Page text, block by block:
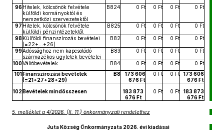
96Hitelek, kölcsönök felvétele
külföldi kormányoktól és
nemzetközi szervezetektől
B824 0 Ft 0 Ft 0 Ft 0 Ft
97 Hitelek, kölcsönök felvétele
külföldi pénzintézetektől
B825 0 Ft 0 Ft 0 Ft 0 Ft
98Külföldi finanszírozás bevételei
(=22+...+26)
B82 0 Ft 0 Ft 0 Ft 0 Ft
99Adóssághoz nem kapcsolódó
származékos ügyletek bevételei
B83 0 Ft 0 Ft 0 Ft 0 Ft
100Váltóbevételek B84 0 Ft 0 Ft 0 Ft
0 Ft
101Finanszírozási bevételek
(=21+27+28+29)
B8
173 606
676 Ft
0 Ft 0 Ft
173 606
676 Ft
102Bevételek mindösszesen
183 873
676 Ft
0 Ft 0 Ft
183 873
676 Ft
5. melléklet a 4/2026. (II. 11.) önkormányzati rendelethez
Juta Község Önkormányzata 2026. évi kiadásai